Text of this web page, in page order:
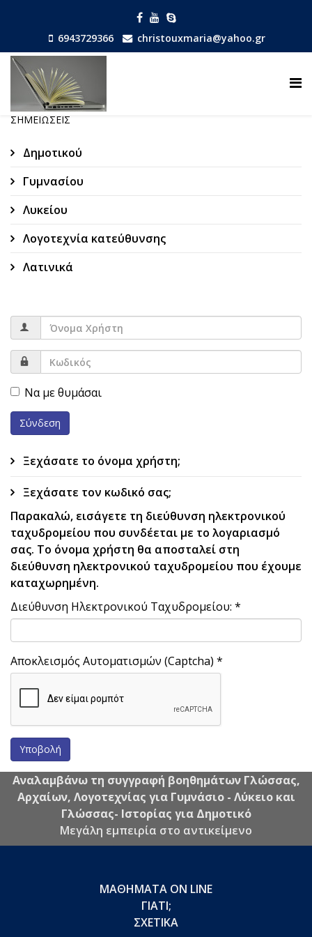
6943729366 christouxmaria@yahoo.gr
ΣΗΜΕΙΏΣΕΙΣ
Δημοτικού
Γυμνασίου
Λυκείου
Λογοτεχνία κατεύθυνσης
Λατινικά
Να με θυμάσαι
Σύνδεση
Ξεχάσατε το όνομα χρήστη;
Ξεχάσατε τον κωδικό σας;
Παρακαλώ, εισάγετε τη διεύθυνση ηλεκτρονικού
ταχυδρομείου που συνδέεται με το λογαριασμό
σας. Το όνομα χρήστη θα αποσταλεί στη
διεύθυνση ηλεκτρονικού ταχυδρομείου που έχουμε
καταχωρημένη.
Διεύθυνση Ηλεκτρονικού Ταχυδρομείου: *
Αποκλεισμός Αυτοματισμών (Captcha) *
Υποβολή
Αναλαμβάνω τη συγγραφή βοηθημάτων Γλώσσας,
Αρχαίων, Λογοτεχνίας για Γυμνάσιο - Λύκειο και
Γλώσσας- Ιστορίας για Δημοτικό
Μεγάλη εμπειρία στο αντικείμενο
ΜΑΘΗΜΑΤΑ ON LINE
ΓΙΑΤΙ;
ΣΧΕΤΙΚΑ